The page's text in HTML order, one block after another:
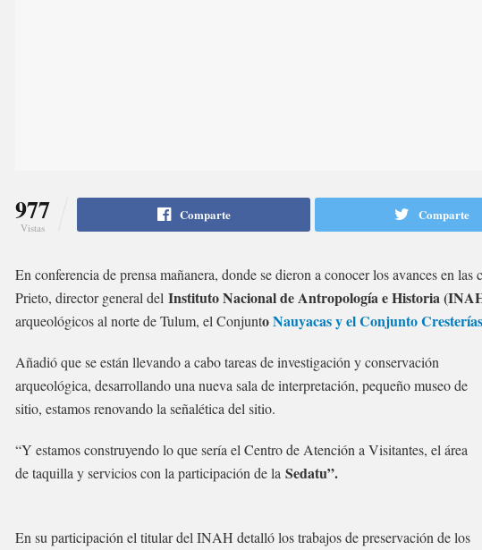
977
Vistas
Comparte Comparte
En conferencia de prensa mañanera, donde se dieron a conocer los avances en
Prieto, director general del Instituto Nacional de Antropología e Historia
arqueológicos al norte de Tulum, el ConjuntoNauyacas y el Conjunto Cresterías
Añadió que se están llevando a cabo tareas de investigación y conservación
arqueológica, desarrollando una nueva sala de interpretación, pequeño museo de
sitio, estamos renovando la señalética del sitio.
“Y estamos construyendo lo que sería el Centro de Atención a Visitantes, el área
de taquilla y servicios con la participación de la Sedatu”.
En su participación el titular del INAH detalló los trabajos de preservación de los